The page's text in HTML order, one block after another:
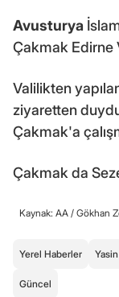
Avusturya
Çakmak Edirne
Valilikten
ziyaretten
Çakmak'a
Çakmak da
Kaynak: AA / Gökhan
Yerel Haberler
Güncel